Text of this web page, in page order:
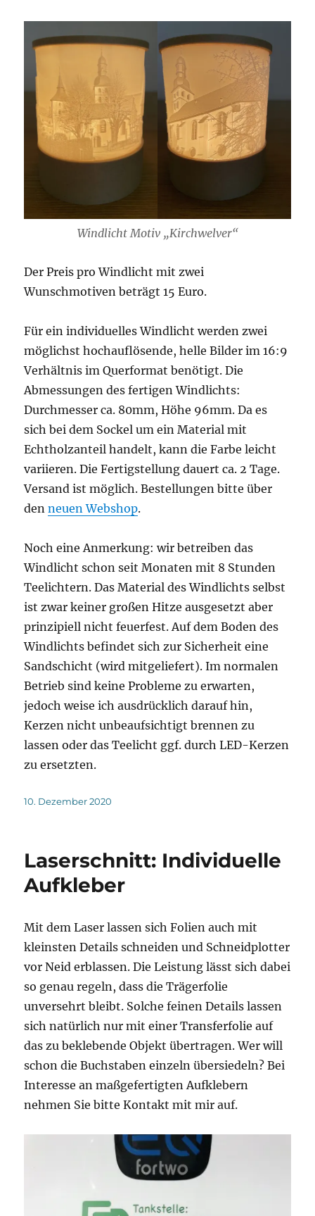
Windlicht Motiv „Kirchwelver“
Der Preis pro Windlicht mit zwei
Wunschmotiven beträgt 15 Euro.
Für ein individuelles Windlicht werden zwei
möglichst hochauflösende, helle Bilder im 16:9
Verhältnis im Querformat benötigt. Die
Abmessungen des fertigen Windlichts:
Durchmesser ca. 80mm, Höhe 96mm. Da es
sich bei dem Sockel um ein Material mit
Echtholzanteil handelt, kann die Farbe leicht
variieren. Die Fertigstellung dauert ca. 2 Tage.
Versand ist möglich. Bestellungen bitte über
denneuen Webshop.
Noch eine Anmerkung: wir betreiben das
Windlicht schon seit Monaten mit 8 Stunden
Teelichtern. Das Material des Windlichts selbst
ist zwar keiner großen Hitze ausgesetzt aber
prinzipiell nicht feuerfest. Auf dem Boden des
Windlichts befindet sich zur Sicherheit eine
Sandschicht (wird mitgeliefert). Im normalen
Betrieb sind keine Probleme zu erwarten,
jedoch weise ich ausdrücklich darauf hin,
Kerzen nicht unbeaufsichtigt brennen zu
lassen oder das Teelicht ggf. durch LED-Kerzen
zu ersetzten.
Veröffentlicht
10. Dezember 2020
Laserschnitt: Individuelle
Aufkleber
Mit dem Laser lassen sich Folien auch mit
kleinsten Details schneiden und Schneidplotter
vor Neid erblassen. Die Leistung lässt sich dabei
so genau regeln, dass die Trägerfolie
unversehrt bleibt. Solche feinen Details lassen
sich natürlich nur mit einer Transferfolie auf
das zu beklebende Objekt übertragen. Wer will
schon die Buchstaben einzeln übersiedeln? Bei
Interesse an maßgefertigten Aufklebern
nehmen Sie bitte Kontakt mit mir auf.